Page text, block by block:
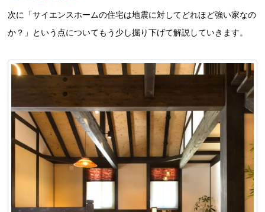
次に「サイエンスホームの住宅は地震に対してどれほど強い家なの
か？」という点についてもう少し掘り下げて解説していきます。